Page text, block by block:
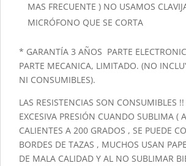
MAS FRECUENTE ) NO USAMOS
MICRÓFONO QUE SE CORTA
* GARANTÍA 3 AÑOS PARTE
PARTE MECANICA, LIMITADO. (NO
NI CONSUMIBLES).
LAS RESISTENCIAS SON CONSUMIBLES
EXCESIVA PRESIÓN CUANDO SUBLIMA (
CALIENTES A 200 GRADOS , SE PUEDE
BORDES DE TAZAS , MUCHOS USAN
DE MALA CALIDAD Y AL NO SUBLIMAR